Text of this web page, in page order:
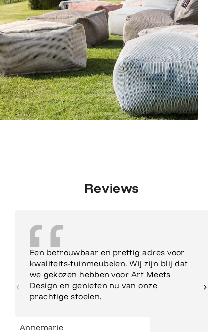
Reviews
Een betrouwbaar en prettig adres voor
kwaliteits-tuinmeubelen. Wij zijn blij dat
we gekozen hebben voor Art Meets
Design en genieten nu van onze
prachtige stoelen.
Annemarie